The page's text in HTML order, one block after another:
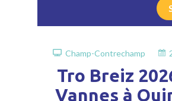
Champ-Contrechamp
Tro Breiz
Vannes à